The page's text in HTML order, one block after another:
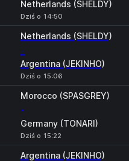
Netherlands (SHELDY)
Dziś o 14:50
Netherlands (SHELDY)
-
Argentina (JEKINHO)
Dziś o 15:06
Morocco (SPASGREY)
-
Germany (TONARI)
Dziś o 15:22
Argentina (JEKINHO)